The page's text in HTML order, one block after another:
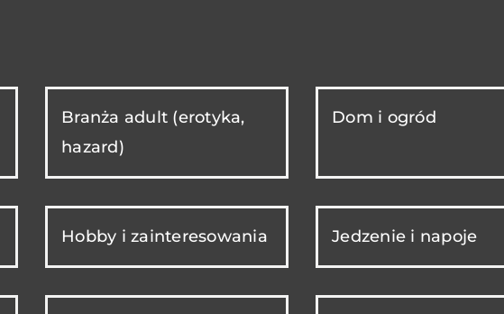
Branża adult (erotyka,
hazard)
Dom i ogród
Hobby i zainteresowania Jedzenie i napoje